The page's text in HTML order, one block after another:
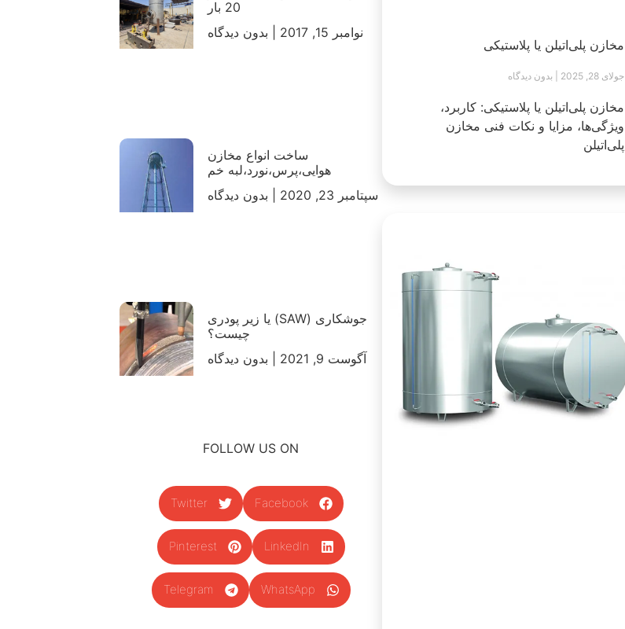
مخازن پلی‌اتیلن یا پلاستیکی
جولای 28, 2025 بدون دیدگاه
مخازن پلی‌اتیلن یا پلاستیکی: کاربرد،
ویژگی‌ها، مزایا و نکات فنی مخازن
پلی‌اتیلن
20 بار
نوامبر 15, 2017
بدون دیدگاه
ساخت انواع مخازن
هوایی،پرس،نورد،لبه خم
سپتامبر 23, 2020
بدون دیدگاه
جوشکاری (SAW) یا زیر پودری
چیست؟
آگوست 9, 2021
بدون دیدگاه
FOLLOW US ON
Facebook
Twitter
LinkedIn
Pinterest
WhatsApp
Telegram